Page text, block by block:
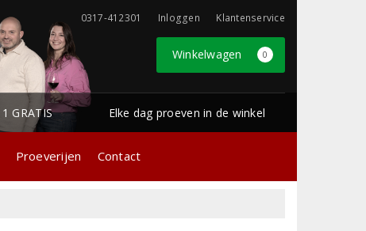
0317-412301 Inloggen Klantenservice
Winkelwagen 0
GRATIS Elke dag proeven in de winkel
Proeverijen Contact